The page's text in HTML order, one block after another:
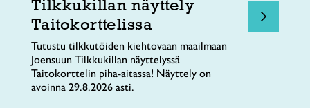
Tilkkukillan näyttely
Taitokorttelissa
Tutustu tilkkutöiden kiehtovaan maailmaan
Joensuun Tilkkukillan näyttelyssä
Taitokorttelin piha-aitassa! Näyttely on
avoinna 29.8.2026 asti.